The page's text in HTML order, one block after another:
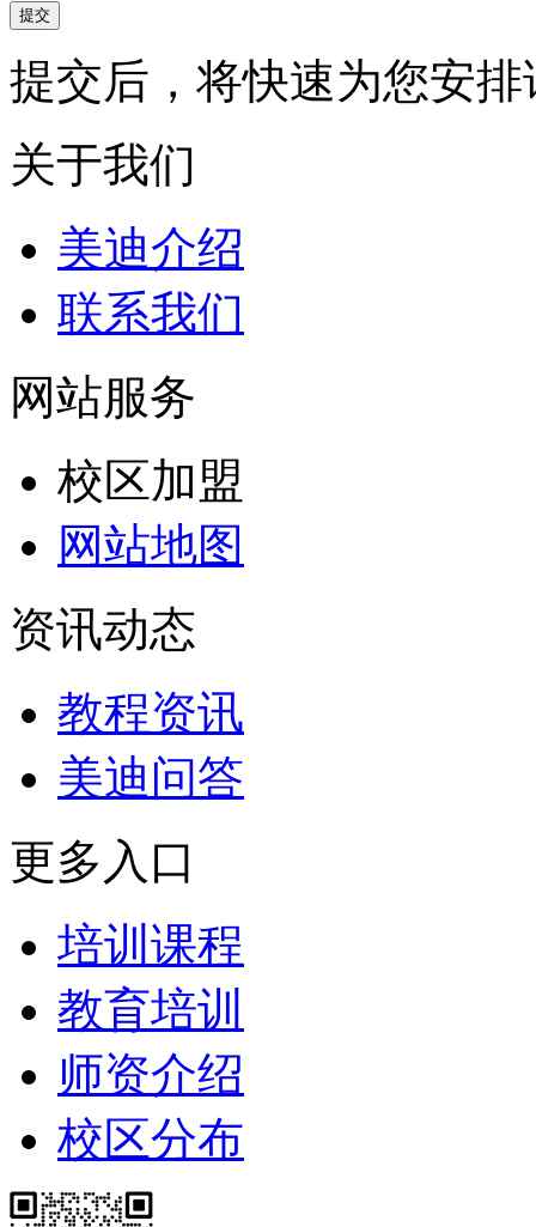
提交后，将快速为您安
关于我们
美迪介绍
联系我们
网站服务
校区加盟
网站地图
资讯动态
教程资讯
美迪问答
更多入口
培训课程
教育培训
师资介绍
校区分布